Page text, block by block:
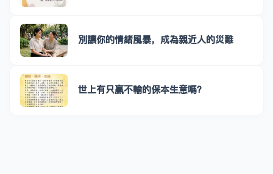
別讓你的情緒風暴，成為親近人的災難
世上有只贏不輸的保本生意嗎？